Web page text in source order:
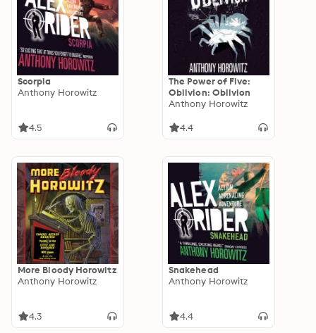
Scorpia
Anthony Horowitz
4.5
The Power of Five:
Oblivion: Oblivion
Anthony Horowitz
4.4
More Bloody Horowitz
Anthony Horowitz
4.3
Snakehead
Anthony Horowitz
4.4